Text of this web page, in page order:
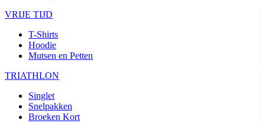
VRIJE TIJD
T-Shirts
Hoodie
Mutsen en Petten
TRIATHLON
Singlet
Snelpakken
Broeken Kort